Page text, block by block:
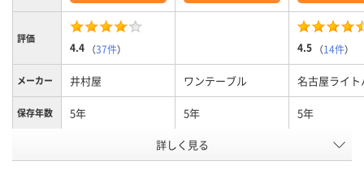
評価
4.4 （37件） 4.5 （14件）
メーカー 井村屋 ワンテーブル 名古屋ライト
保存年数 5年 5年 5年
アレルギー物質28項
目不使用
アレルギー物質28項
目不使用
詳しく見る